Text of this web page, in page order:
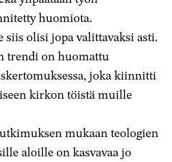
huomiota.
olisi jopa valittavaksi asti.
trendi on huomattu
joka kiinnitti
kirkon töistä muille
mukaan teologien
aloille on kasvavaa jo